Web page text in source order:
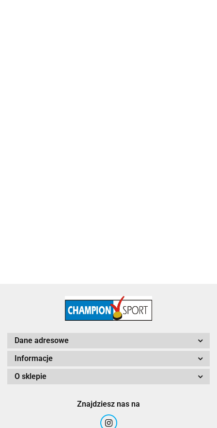
Dane adresowe
Informacje
O sklepie
Znajdziesz nas na